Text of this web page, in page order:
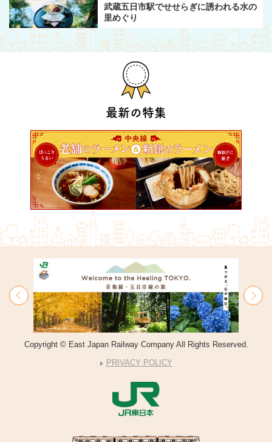
武蔵五日市駅でせせらぎに誘われる水の
里めぐり
最新の特集
Copyright © East Japan Railway Company All Rights Reserved.
PRIVACY POLICY